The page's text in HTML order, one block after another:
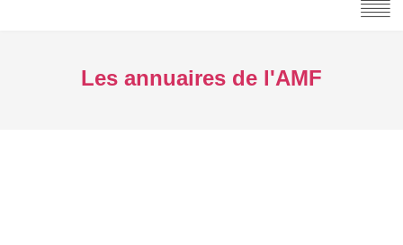
Les annuaires de l'AMF